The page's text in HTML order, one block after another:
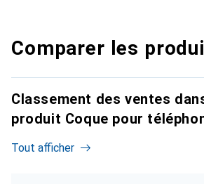
Comparer les
Classement des ventes
produit Coque pour
Tout afficher